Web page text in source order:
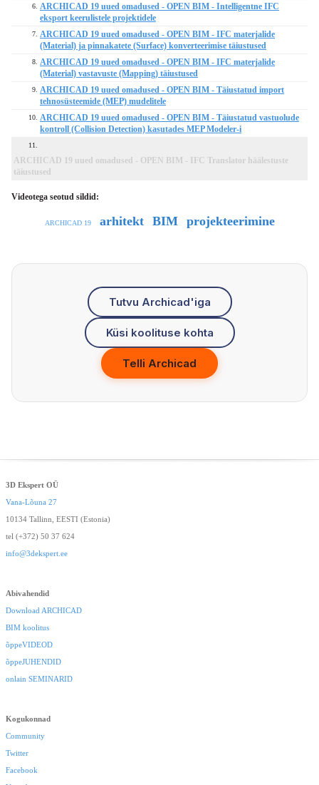
6.
ARCHICAD 19 uued omadused - OPEN BIM - Intelligentne IFC
eksport keerulistele projektidele
7.
ARCHICAD 19 uued omadused - OPEN BIM - IFC materjalide
(Material) ja pinnakatete (Surface) konverteerimise täiustused
8.
ARCHICAD 19 uued omadused - OPEN BIM - IFC materjalide
(Material) vastavuste (Mapping) täiustused
9.
ARCHICAD 19 uued omadused - OPEN BIM - Täiustatud import
tehnosüsteemide (MEP) mudelitele
10.
ARCHICAD 19 uued omadused - OPEN BIM - Täiustatud vastuolude
kontroll (Collision Detection) kasutades MEP Modeler-i
11.
ARCHICAD 19 uued omadused - OPEN BIM - IFC Translator häälestuste
täiustused
Videotega seotud sildid:
ARCHICAD 19 arhitekt BIM projekteerimine
Tutvu Archicad'iga
Küsi koolituse kohta
Telli Archicad
3D Ekspert OÜ
Vana-Lõuna 27
10134 Tallinn, EESTI (Estonia)
tel (+372) 50 37 624
info@3dekspert.ee
Abivahendid
Download ARCHICAD
BIM koolitus
õppeVIDEOD
õppeJUHENDID
onlain SEMINARID
Kogukonnad
Community
Twitter
Facebook